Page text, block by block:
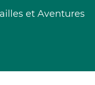
et Aventures